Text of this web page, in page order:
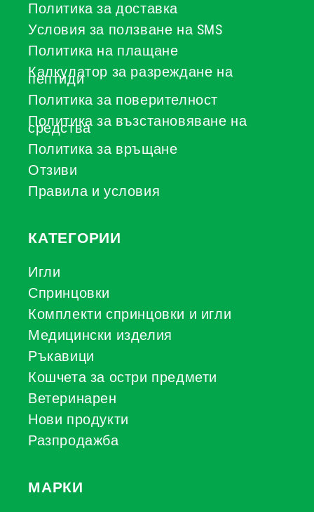
Политика за доставка
Условия за ползване на SMS
Политика на плащане
Калкулатор за разреждане на
пептиди
Политика за поверителност
Политика за възстановяване на
средства
Политика за връщане
Отзиви
Правила и условия
КАТЕГОРИИ
Игли
Спринцовки
Комплекти спринцовки и игли
Медицински изделия
Ръкавици
Кошчета за остри предмети
Ветеринарен
Нови продукти
Разпродажба
МАРКИ